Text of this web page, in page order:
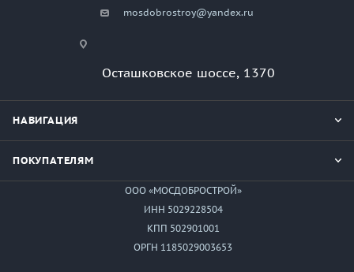
mosdobrostroy@yandex.ru
Осташковское шоссе, 1370
НАВИГАЦИЯ
ПОКУПАТЕЛЯМ
ООО «МОСДОБРОСТРОЙ»
ИНН 5029228504
КПП 502901001
ОРГН 1185029003653